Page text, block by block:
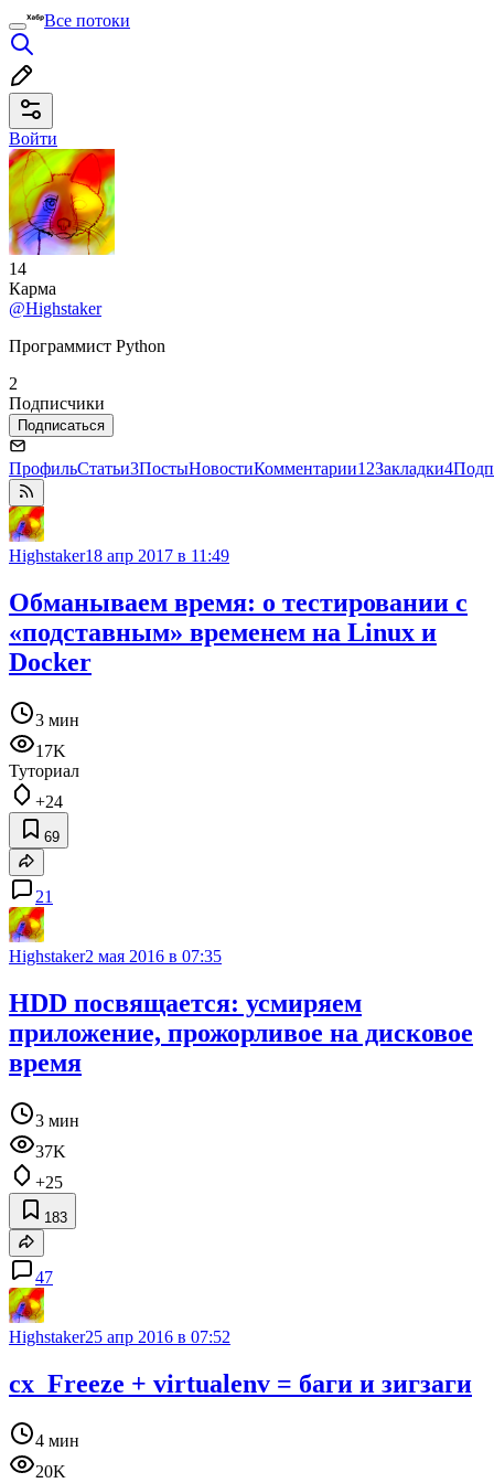
Все потоки
Войти
14
Карма
@Highstaker
Программист Python
2
Подписчики
Подписаться
ПрофильСтатьи3ПостыНовостиКомментарии12Закладки4
Highstaker18 апр 2017 в 11:49
Обманываем время: о тестировании с
«подставным» временем на Linux и
Docker
3 мин
17K
Туториал
+24
69
21
Highstaker2 мая 2016 в 07:35
HDD посвящается: усмиряем
приложение, прожорливое на дисковое
время
3 мин
37K
+25
183
47
Highstaker25 апр 2016 в 07:52
cx_Freeze + virtualenv = баги и зигзаги
4 мин
20K